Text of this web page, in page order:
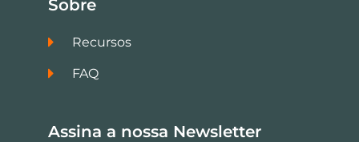
Sobre
Recursos
FAQ
Assina a nossa Newsletter